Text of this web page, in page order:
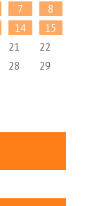
7
8
14
15
21
22
28
29